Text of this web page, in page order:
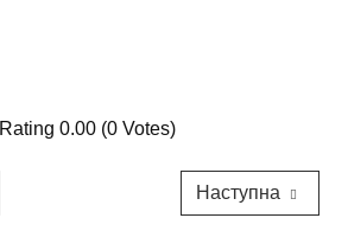
Rating 0.00 (0 Votes)
Наступна